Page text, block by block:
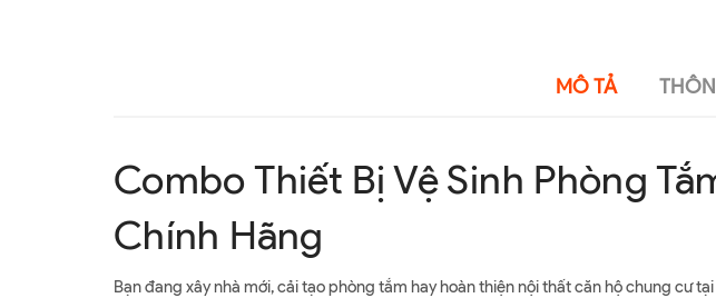
MÔ TẢ
Combo Thiết Bị Vệ Sinh Phòng
Chính Hãng
Bạn đang xây nhà mới, cải tạo phòng tắm hay hoàn thiện nội thất căn hộ chung cư tại